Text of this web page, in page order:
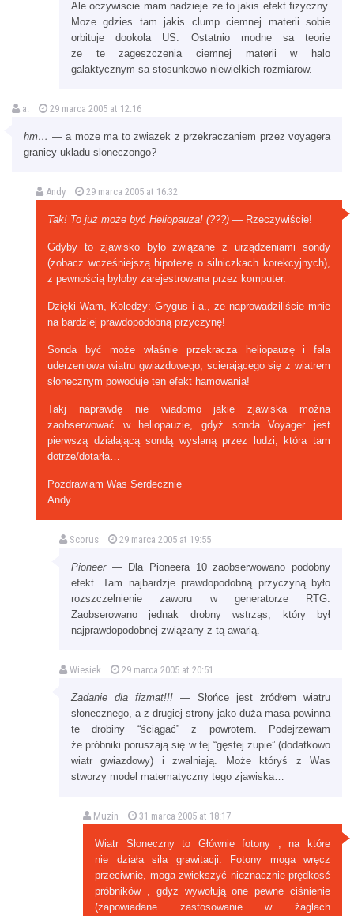
Ale oczywiscie mam nadzieje ze to jakis efekt fizyczny.
Moze gdzies tam jakis clump ciemnej materii sobie
orbituje dookola US. Ostatnio modne sa teorie
ze te zageszczenia ciemnej materii w halo
galaktycznym sa stosunkowo niewielkich rozmiarow.
a. 29 marca 2005 at 12:16
hm… — a moze ma to zwiazek z przekraczaniem przez voyagera
granicy ukladu sloneczongo?
Andy 29 marca 2005 at 16:32
Tak! To już może być Heliopauza! (???) — Rzeczywiście!
Gdyby to zjawisko było związane z urządzeniami sondy
(zobacz wcześniejszą hipotezę o silniczkach korekcyjnych),
z pewnością byłoby zarejestrowana przez komputer.
Dzięki Wam, Koledzy: Grygus i a., że naprowadziliście mnie
na bardziej prawdopodobną przyczynę!
Sonda być może właśnie przekracza heliopauzę i fala
uderzeniowa wiatru gwiazdowego, scierającego się z wiatrem
słonecznym powoduje ten efekt hamowania!
Takj naprawdę nie wiadomo jakie zjawiska można
zaobserwować w heliopauzie, gdyż sonda Voyager jest
pierwszą działającą sondą wysłaną przez ludzi, która tam
dotrze/dotarła…
Pozdrawiam Was Serdecznie
Andy
Scorus 29 marca 2005 at 19:55
Pioneer— Dla Pioneera 10 zaobserwowano podobny
efekt. Tam najbardzje prawdopodobną przyczyną było
rozszczelnienie zaworu w generatorze RTG.
Zaobserowano jednak drobny wstrząs, który był
najprawdopodobnej związany z tą awarią.
Wiesiek 29 marca 2005 at 20:51
Zadanie dla fizmat!!! — Słońce jest żródłem wiatru
słonecznego, a z drugiej strony jako duża masa powinna
te drobiny “ściągać” z powrotem. Podejrzewam
że próbniki poruszają się w tej “gęstej zupie” (dodatkowo
wiatr gwiazdowy) i zwalniają. Może któryś z Was
stworzy model matematyczny tego zjawiska…
Muzin 31 marca 2005 at 18:17
Wiatr Słoneczny to Głównie fotony , na które
nie działa siła grawitacji. Fotony moga wręcz
przeciwnie, moga zwiekszyć nieznacznie prędkosć
próbników , gdyz wywołują one pewne ciśnienie
(zapowiadane zastosowanie w żaglach